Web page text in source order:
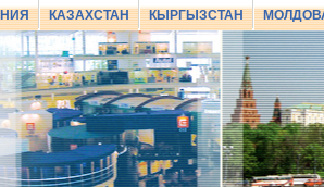
КАЗАХСТАН КЫРГЫЗСТАН